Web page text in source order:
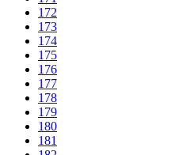
172
173
174
175
176
177
178
179
180
181